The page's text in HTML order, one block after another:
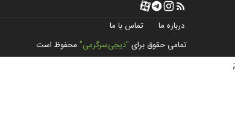
درباره ما
تماس با ما
تمامی حقوق برای "دیجی‌سرگرمی" محفوظ است
;